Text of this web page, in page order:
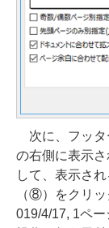
次に、フッタ
の右側に表示
して、表示さ
（⑧）をクリ
019/4/17, 1ペ